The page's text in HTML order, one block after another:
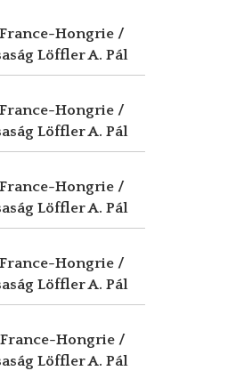
Hongrie /
Löffler A. Pál
Hongrie /
Löffler A. Pál
Hongrie /
Löffler A. Pál
Hongrie /
Löffler A. Pál
Hongrie /
Löffler A. Pál